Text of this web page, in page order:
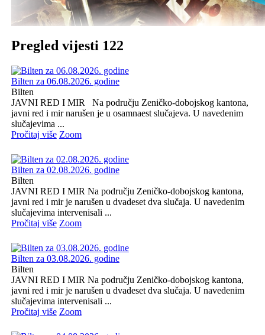
Pregled vijesti 122
Bilten za 06.08.2026. godine
Bilten
JAVNI RED I MIR Na području Zeničko-dobojskog kantona,
javni red i mir narušen je u osamnaest slučajeva. U navedenim
slučajevima ...
Pročitaj više Zoom
Bilten za 02.08.2026. godine
Bilten
JAVNI RED I MIR Na području Zeničko-dobojskog kantona,
javni red i mir je narušen u dvadeset dva slučaja. U navedenim
slučajevima intervenisali ...
Pročitaj više Zoom
Bilten za 03.08.2026. godine
Bilten
JAVNI RED I MIR Na području Zeničko-dobojskog kantona,
javni red i mir je narušen u dvadeset dva slučaja. U navedenim
slučajevima intervenisali ...
Pročitaj više Zoom